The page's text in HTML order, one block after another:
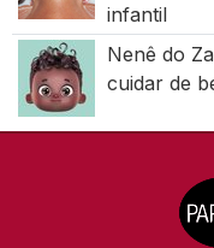
infantil
Nenê do
cuidar de